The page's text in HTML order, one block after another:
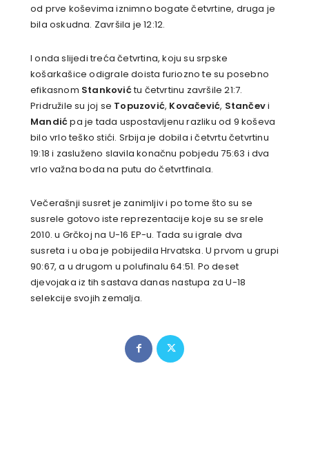
od prve koševima iznimno bogate četvrtine, druga je
bila oskudna. Završila je 12:12.
I onda slijedi treća četvrtina, koju su srpske
košarkašice odigrale doista furiozno te su posebno
efikasnom Stankovićtu četvrtinu završile 21:7.
Pridružile su joj se Topuzović, Kovačević, Stančevi
Mandićpa je tada uspostavljenu razliku od 9 koševa
bilo vrlo teško stići. Srbija je dobila i četvrtu četvrtinu
19:18 i zasluženo slavila konačnu pobjedu 75:63 i dva
vrlo važna boda na putu do četvrtfinala.
Večerašnji susret je zanimljiv i po tome što su se
susrele gotovo iste reprezentacije koje su se srele
2010. u Grčkoj na U-16 EP-u. Tada su igrale dva
susreta i u oba je pobijedila Hrvatska. U prvom u grupi
90:67, a u drugom u polufinalu 64:51. Po deset
djevojaka iz tih sastava danas nastupa za U-18
selekcije svojih zemalja.